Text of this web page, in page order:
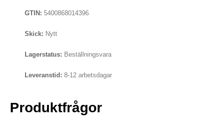
GTIN: 5400868014396
Skick: Nytt
Lagerstatus: Beställningsvara
Leveranstid: 8-12 arbetsdagar
Produktfrågor